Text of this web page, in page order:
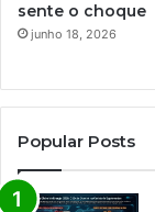
sente o choque
junho 18, 2026
Popular Posts